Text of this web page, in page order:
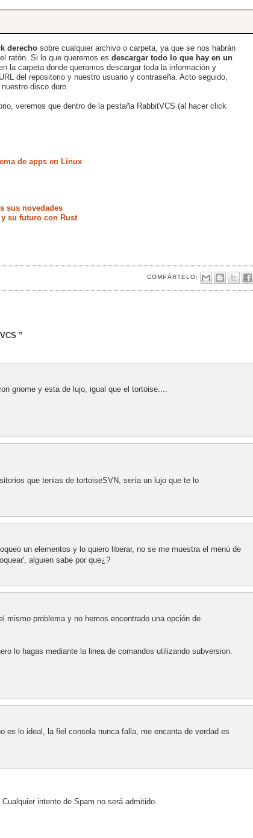
derecho sobre cualquier archivo o carpeta, ya que se nos habrán
ratón. Si lo que queremos es descargar todo lo que hay en un
la carpeta donde queramos descargar toda la información y
del repositorio y nuestro usuario y contraseña. Acto seguido,
disco duro.
veremos que dentro de la pestaña RabbitVCS (al hacer click
de apps en Linux
sus novedades
su futuro con Rust
COMPÁRTELO:
”
gnome y esta de lujo, igual que el tortoise....
que tenias de tortoiseSVN, sería un lujo que te lo
un elementos y lo quiero liberar, no se me muestra el menú de
alguien sabe por que¿?
mismo problema y no hemos encontrado una opción de
lo hagas mediante la linea de comandos utilizando subversion.
es lo ideal, la fiel consola nunca falla, me encanta de verdad es
intento de Spam no será admitido.